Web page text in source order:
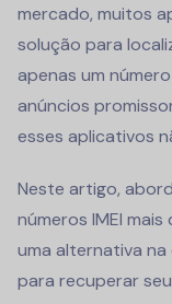
mercado, muitos
solução para
apenas um
anúncios
esses aplicativos
Neste artigo,
números IMEI
uma alternativa
para recuperar